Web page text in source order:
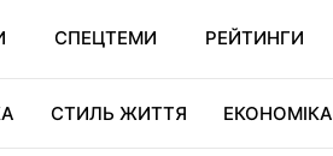
СПЕЦТЕМИ РЕЙТИНГИ
СТИЛЬ ЖИТТЯ ЕКОНОМІКА